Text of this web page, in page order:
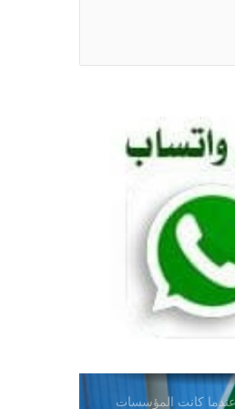
في أمريكا
ساتي*
جبارة.. قلم
الحرب . بقلم:
نيل*
الكيزان كتبت
كانت المؤسسات